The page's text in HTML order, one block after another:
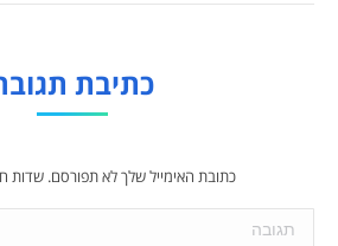
כתיבת
כתובת האימייל שלך לא תפורסם. שדות
תגובה